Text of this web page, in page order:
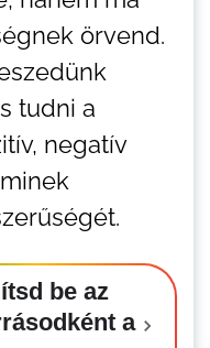
örvend.
tudni a
negatív
be az
a